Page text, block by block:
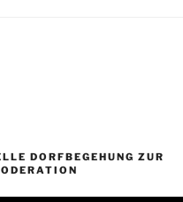
DORFBEGEHUNG ZUR